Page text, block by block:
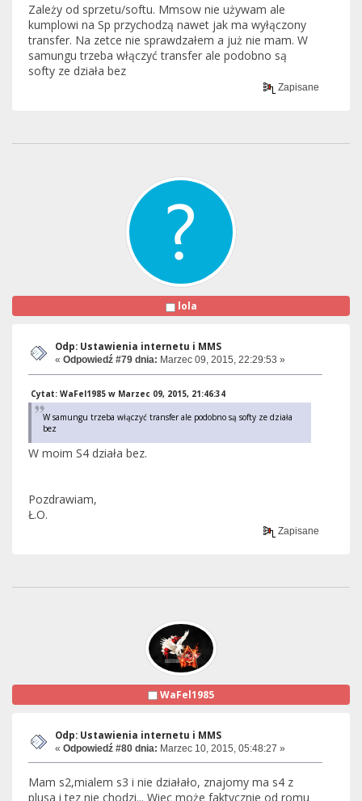
Zależy od sprzetu/softu. Mmsow nie używam ale
kumplowi na Sp przychodzą nawet jak ma wyłączony
transfer. Na zetce nie sprawdzałem a już nie mam. W
samungu trzeba włączyć transfer ale podobno są
softy ze działa bez
Zapisane
lola
Odp: Ustawienia internetu i MMS
« Odpowiedź #79 dnia: Marzec 09, 2015, 22:29:53 »
Cytat: WaFel1985 w Marzec 09, 2015, 21:46:34
W samungu trzeba włączyć transfer ale podobno są softy ze działa
bez
W moim S4 działa bez.
Pozdrawiam,
Ł.O.
Zapisane
WaFel1985
Odp: Ustawienia internetu i MMS
« Odpowiedź #80 dnia: Marzec 10, 2015, 05:48:27 »
Mam s2,mialem s3 i nie działało, znajomy ma s4 z
plusa i tez nie chodzi... Wiec może faktycznie od romu